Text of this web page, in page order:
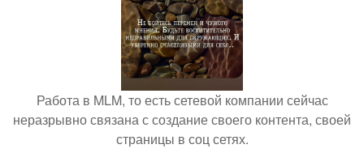
Работа в MLM, то есть сетевой компании сейчас
неразрывно связана с создание своего контента, своей
страницы в соц сетях.